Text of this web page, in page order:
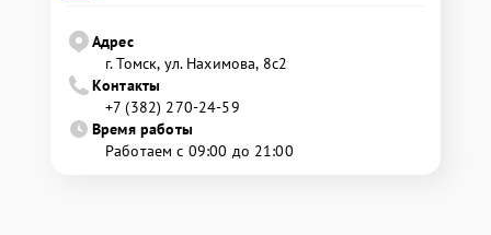
Адрес
г. Томск, ул. Нахимова, 8с2
Контакты
+7 (382) 270-24-59
Время работы
Работаем с 09:00 до 21:00